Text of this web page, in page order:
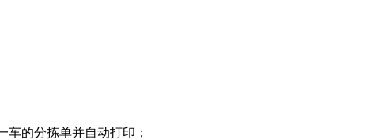
车的分拣单并自动打印；